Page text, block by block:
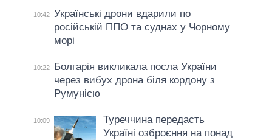
10:42 Українські дрони вдарили по
російській ППО та суднах у Чорному
морі
10:22
Болгарія викликала посла України
через вибух дрона біля кордону з
Румунією
10:09
Туреччина передасть
Україні озброєння на понад